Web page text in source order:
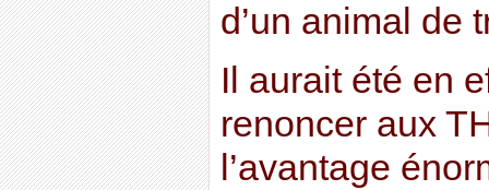
d’un animal de
Il aurait été en
renoncer aux
l’avantage